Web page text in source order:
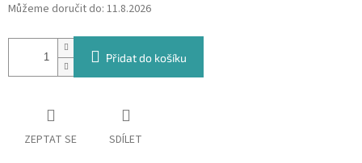
Můžeme doručit do: 11.8.2026
Přidat do košíku
ZEPTAT SE SDÍLET